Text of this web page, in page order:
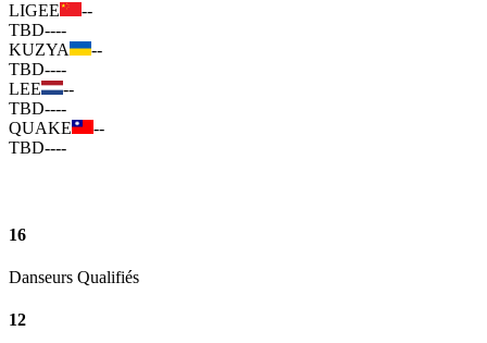
LIGEE
--
TBD----
KUZYA
--
TBD----
LEE
--
TBD----
QUAKE
--
TBD----
16
Danseurs Qualifiés
12